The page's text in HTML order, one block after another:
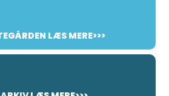
LÆS MERE>>>